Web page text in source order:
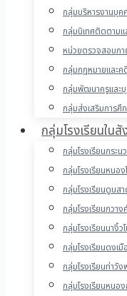
กลุ่มบริหารงานบุค
กลุ่มนิเทศติดตามแ
หน่วยตรวจสอบภา
กลุ่มกฎหมายและค
กลุ่มพัฒนาครูและ
กลุ่มส่งเสริมการศึ
กลุ่มโรงเรียนใน
กลุ่มโรงเรียนกระน
กลุ่มโรงเรียนหนอ
กลุ่มโรงเรียนดูนส
กลุ่มโรงเรียนกวาง
กลุ่มโรงเรียนนางิ้
กลุ่มโรงเรียนดงเ
กลุ่มโรงเรียนท่าวั
กลุ่มโรงเรียนหนอ